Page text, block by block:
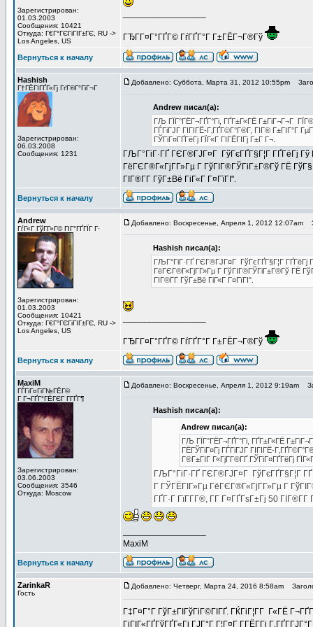
Зарегистрирован:
01.03.2003
Сообщения: 10421
Откуда: Г€Г°ГЄГіГІГ±ГЄ, RU ->
Los Angeles, US
ГЂГ­Г¤Г°ГҐГ© ГѓГҐГ°Г Г±ГЁГ¬Г®Гў
Вернуться к началу
Hashish
Г†ГЁГІГҐГ«Гј ГґГ®Г°ГіГ¬Г
Зарегистрирован:
06.03.2008
Сообщения: 1231
Добавлено: Суббота, Марта 31, 2012 10:55pm
Andrew писал(а):
ГЉ ГЇГ°ГЁГ¬ГҐГ°Гі, ГҐГ±Г«ГЁ Г±ГіГ¬Г¬Г
ГЃГіГЈГ ГІГІГЁ-Г‚ГҐГ©Г°Г®Г­, ГІГ® Г±ГІГ°Г
ГЎГіГ¤ГҐГёГј ГЇГ«Г ГІГЁГІГј Г±Г Г¬.
ГЉГ°ГіГ·ГҐ ГЄГ®ГЈГ¤Г ГўГєГҐГ§Г¦Г ГҐГёГј
ГёГЄГ®Г«ГјГ­Г»Гµ Г ГўГІГ®ГЎГіГ±Г®Гў ГЁ
ГІГ®Г­Г­ ГўГ±Вё ГіГ«Г Г¤ГїГІ".
Вернуться к началу
Andrew
ГѓГ«Г ГўГ­Г»Г© ГІГ°ГҐГЇГ Г·
Зарегистрирован:
01.03.2003
Сообщения: 10421
Откуда: Г€Г°ГЄГіГІГ±ГЄ, RU ->
Los Angeles, US
Добавлено: Воскресенье, Апреля 1, 2012 12:07am
Hashish писал(а):
ГЉГ°ГіГ·ГҐ ГЄГ®ГЈГ¤Г ГўГєГҐГ§Г¦Г
ГёГЄГ®Г«ГјГ­Г»Гµ Г ГўГІГ®ГЎГіГ±Г®Гў ГЁ
ГІГ®Г­Г­ ГўГ±Вё ГіГ«Г Г¤ГїГІ".
ГЂГ­Г¤Г°ГҐГ© ГѓГҐГ°Г Г±ГЁГ¬Г®Гў
Вернуться к началу
MaxiM
ГЃГіГ¤ГіГ№ГЁГ©
Г Г¬ГҐГ°ГЁГЄГ Г­ГҐГ¶
Зарегистрирован:
03.06.2003
Сообщения: 3546
Откуда: Moscow
Добавлено: Воскресенье, Апреля 1, 2012 9:19am
Hashish писал(а):
Andrew писал(а):
ГЉ ГЇГ°ГЁГ¬ГҐГ°Гі, ГҐГ±Г«ГЁ
ГЁГЎГіГ¤Гј ГЃГіГЈГ ГІГІГЁ-
Г®Г±ГІГ Г«ГјГ­Г®ГҐ ГЎГіГ¤ГҐГёГј
ГЉГ°ГіГ·ГҐ ГЄГ®ГЈГ¤Г ГўГєГҐГ§Г¦Г
Г ГЎГЁГІГ»Гµ ГёГЄГ®Г«ГјГ­Г»Гµ Г
ГҐГ·Г ГїГ­Г­Г®, Г­Г Г¤ГҐГѕГ±Гј 50 ГІГ®Г­Г­
MaxiM
Вернуться к началу
ZarinkaR
Гость
Добавлено: Четверг, Марта 24, 2016 8:58am
Г‡Г¤Г°Г ГўГ±ГІГўГіГ©ГІГҐ. ГЌГіГ¦Г­Г Г«ГЁ
ГіГІГ«ГҐГўГҐГ«Гі ГЈГ°Г Г¦Г¤Г Г­ГЁГ­Гі